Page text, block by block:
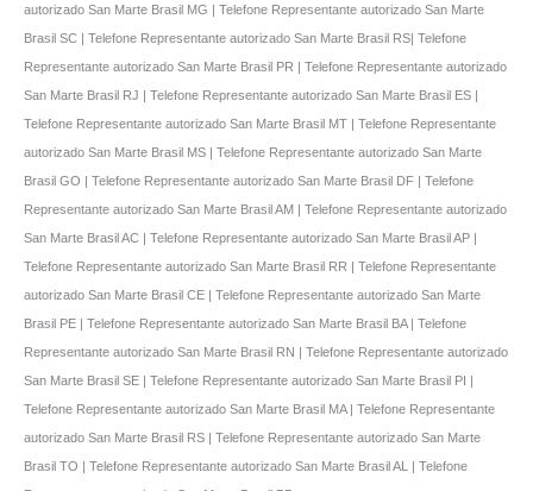
autorizado San Marte Brasil MG | Telefone Representante autorizado San Marte
Brasil SC | Telefone Representante autorizado San Marte Brasil RS| Telefone
Representante autorizado San Marte Brasil PR | Telefone Representante autorizado
San Marte Brasil RJ | Telefone Representante autorizado San Marte Brasil ES |
Telefone Representante autorizado San Marte Brasil MT | Telefone Representante
autorizado San Marte Brasil MS | Telefone Representante autorizado San Marte
Brasil GO | Telefone Representante autorizado San Marte Brasil DF | Telefone
Representante autorizado San Marte Brasil AM | Telefone Representante autorizado
San Marte Brasil AC | Telefone Representante autorizado San Marte Brasil AP |
Telefone Representante autorizado San Marte Brasil RR | Telefone Representante
autorizado San Marte Brasil CE | Telefone Representante autorizado San Marte
Brasil PE | Telefone Representante autorizado San Marte Brasil BA | Telefone
Representante autorizado San Marte Brasil RN | Telefone Representante autorizado
San Marte Brasil SE | Telefone Representante autorizado San Marte Brasil PI |
Telefone Representante autorizado San Marte Brasil MA | Telefone Representante
autorizado San Marte Brasil RS | Telefone Representante autorizado San Marte
Brasil TO | Telefone Representante autorizado San Marte Brasil AL | Telefone